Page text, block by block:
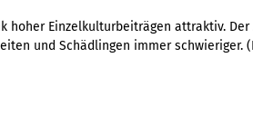
hoher Einzelkulturbeiträgen attraktiv.
und Schädlingen immer schwieriger.